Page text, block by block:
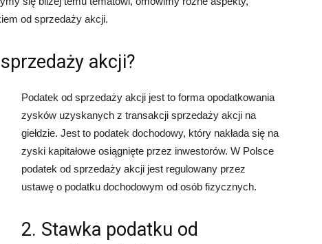
od sprzedaży akcji.
akcji?
Podatek od sprzedaży akcji jest to forma opodatkowania
zysków uzyskanych z transakcji sprzedaży akcji na
giełdzie. Jest to podatek dochodowy, który nakłada się na
zyski kapitałowe osiągnięte przez inwestorów. W Polsce
podatek od sprzedaży akcji jest regulowany przez
ustawę o podatku dochodowym od osób fizycznych.
2. Stawka podatku od